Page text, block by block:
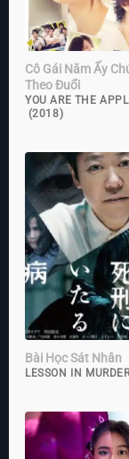
Cô Gái Năm Ấy
Theo Đuổi
YOU ARE THE
(2018)
Bài Học Sát Nhân
LESSON IN